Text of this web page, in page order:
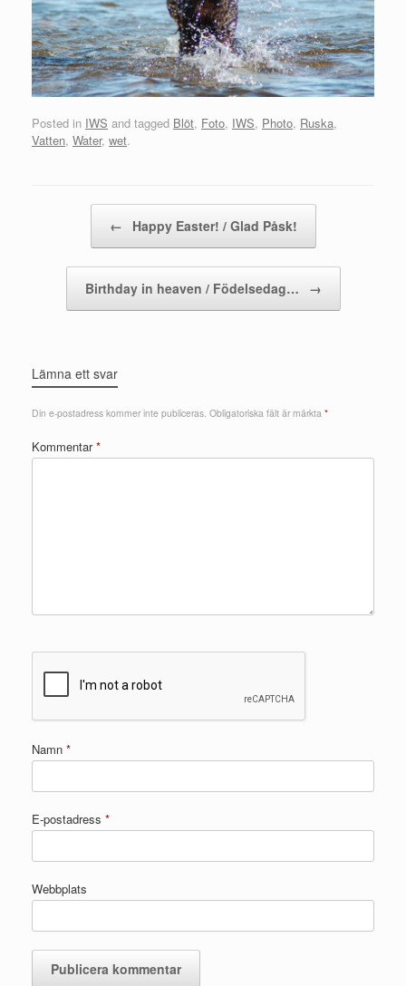
Posted in IWS and tagged Blöt, Foto, IWS, Photo, Ruska,
Vatten, Water, wet.
← Happy Easter! / Glad Påsk!
Birthday in heaven / Födelsedag… →
Lämna ett svar
Din e-postadress kommer inte publiceras. Obligatoriska fält är märkta *
Kommentar*
Namn *
E-postadress *
Webbplats